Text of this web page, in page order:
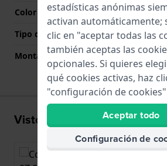
Color del cierre
Plateado
Tipo de montaje
Montaje Recto
No
Visto recientemente
estadísticas anónimas
activan automáticamente;
clic en "aceptar todas las
también aceptas las
opcionales. Si quieres
qué cookies activas, haz
"configuración de
Aceptar todo
Configuración de